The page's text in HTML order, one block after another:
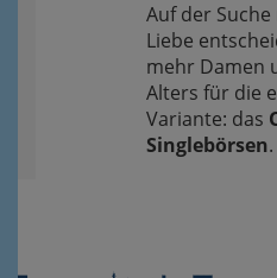
Auf der
Liebe
mehr Damen
Alters für die
Variante: das
Singlebörsen.